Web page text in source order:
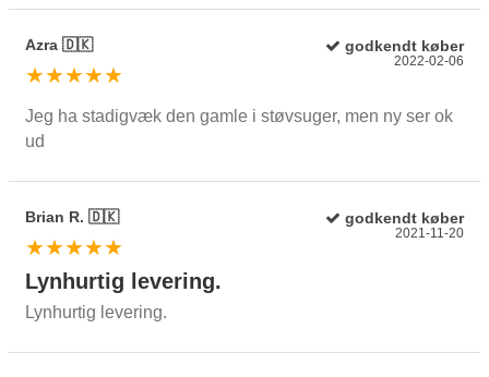
Azra 🇩🇰 godkendt køber
★★★★★
2022-02-06
Jeg ha stadigvæk den gamle i støvsuger, men ny ser ok
ud
Brian R. 🇩🇰 godkendt køber
★★★★★
2021-11-20
Lynhurtig levering.
Lynhurtig levering.